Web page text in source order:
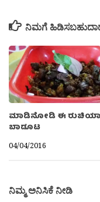
ನಿಮಗೆ
ಮಾಡಿನೋಡಿ ಈ
ಬಾಡೂಟ
04/04/2016
ನಿಮ್ಮ ಅನಿಸಿಕೆ ನೀಡಿ